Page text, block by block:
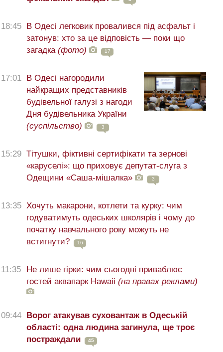
18:45 В Одесі легковик провалився під асфальт і
затонув: хто за це відповість — поки що
загадка (фото) 17
17:01
В Одесі нагородили
найкращих представників
будівельної галузі з нагоди
Дня будівельника України
(суспільство)
3
15:29 Тітушки, фіктивні сертифікати та зернові
«каруселі»: що приховує депутат-слуга з
Одещини «Саша-мішалка»
3
13:35 Хочуть макарони, котлети та курку: чим
годуватимуть одеських школярів і чому до
початку навчального року можуть не
встигнути?
16
11:35
Не лише гірки: чим сьогодні приваблює
гостей аквапарк Hawaii (на правах реклами)
09:44 Ворог атакував суховантаж в Одеській
області: одна людина загинула, ще троє
постраждали
45